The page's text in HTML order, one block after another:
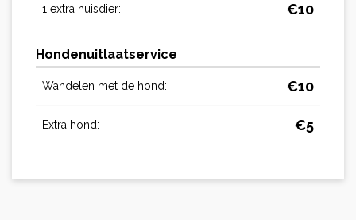
1 extra huisdier: €10
Hondenuitlaatservice
Wandelen met de hond: €10
Extra hond: €5